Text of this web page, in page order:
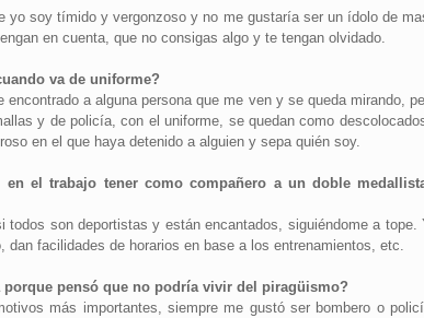
yo soy tímido y vergonzoso y no me gustaría ser un ídolo de
en cuenta, que no consigas algo y te tengan olvidado.
va de uniforme?
encontrado a alguna persona que me ven y se queda mirando,
y de policía, con el uniforme, se quedan como
en el que haya detenido a alguien y sepa quién soy.
en el trabajo tener como compañero a un doble
todos son deportistas y están encantados, siguiéndome a
dan facilidades de horarios en base a los entrenamientos, etc.
pensó que no podría vivir del piragüismo?
más importantes, siempre me gustó ser bombero o